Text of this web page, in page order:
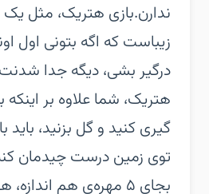
ندارن.‏بازی هتریک، مثل یک
زیباست که اگه بتونی اول
درگیر بشی، دیگه جدا شدنت
هتریک، شما علاوه بر
گیری کنید و گل بزنید، باید
توی زمین درست چیدمان
بجای ۵ مهره‌ی هم